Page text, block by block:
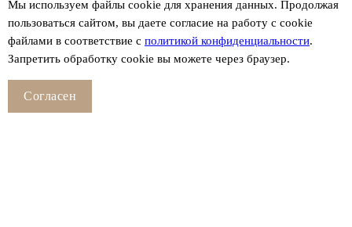
Мы используем файлы сookie для хранения данных. Продолжая
пользоваться сайтом, вы даете согласие на работу с cookie
файлами в соответствие с политикой конфиденциальности.
Запретить обработку cookie вы можете через браузер.
Согласен